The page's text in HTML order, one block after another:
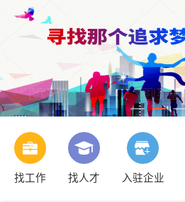
找工作 找人才 入驻企业